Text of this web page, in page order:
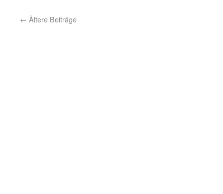
← Ältere Beiträge